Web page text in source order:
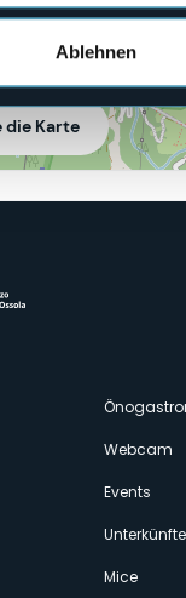
Ablehnen
die Karte
Webcam
Events
Unterkünfte
Mice